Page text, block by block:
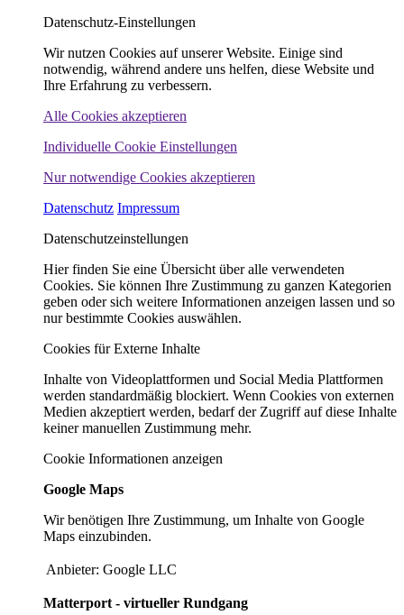
Datenschutz-Einstellungen
Wir nutzen Cookies auf unserer Website. Einige sind
notwendig, während andere uns helfen, diese Website und
Ihre Erfahrung zu verbessern.
Alle Cookies akzeptieren
Individuelle Cookie Einstellungen
Nur notwendige Cookies akzeptieren
Datenschutz Impressum
Datenschutzeinstellungen
Hier finden Sie eine Übersicht über alle verwendeten
Cookies. Sie können Ihre Zustimmung zu ganzen Kategorien
geben oder sich weitere Informationen anzeigen lassen und so
nur bestimmte Cookies auswählen.
Cookies für Externe Inhalte
Inhalte von Videoplattformen und Social Media Plattformen
werden standardmäßig blockiert. Wenn Cookies von externen
Medien akzeptiert werden, bedarf der Zugriff auf diese Inhalte
keiner manuellen Zustimmung mehr.
Cookie Informationen anzeigen
Google Maps
Wir benötigen Ihre Zustimmung, um Inhalte von Google
Maps einzubinden.
Anbieter: Google LLC
Matterport - virtueller Rundgang